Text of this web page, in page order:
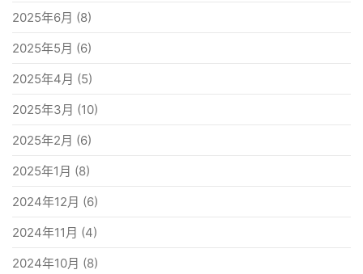
2025年6月 (8)
2025年5月 (6)
2025年4月 (5)
2025年3月 (10)
2025年2月 (6)
2025年1月 (8)
2024年12月 (6)
2024年11月 (4)
2024年10月 (8)